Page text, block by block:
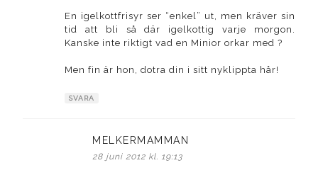
En igelkottfrisyr ser “enkel” ut, men kräver sin
tid att bli så där igelkottig varje morgon.
Kanske inte riktigt vad en Minior orkar med ?
Men fin är hon, dotra din i sitt nyklippta hår!
SVARA
MELKERMAMMAN
28 juni 2012 kl. 19:13